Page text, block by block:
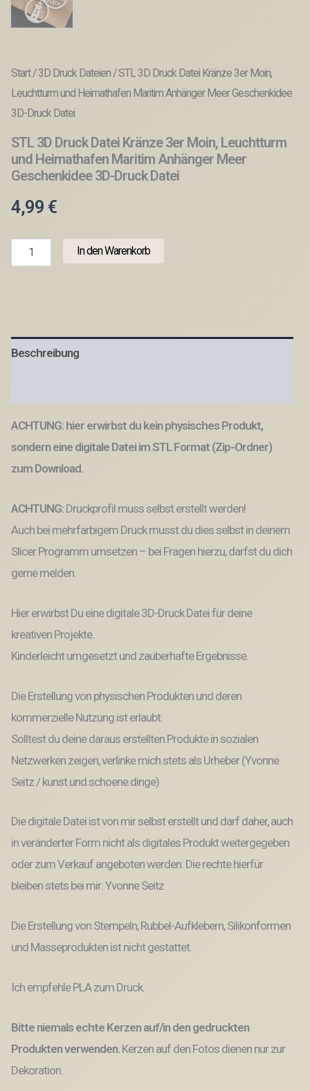
Start/3D Druck Dateien/ STL 3D Druck Datei Kränze 3er Moin,
Leuchtturm und Heimathafen Maritim Anhänger Meer Geschenkidee
3D-Druck Datei
STL 3D Druck Datei Kränze 3er Moin, Leuchtturm
und Heimathafen Maritim Anhänger Meer
Geschenkidee 3D-Druck Datei
4,99 €
Leuchtturm
und
Geschenkidee
Druck
Datei
In den Warenkorb
Beschreibung
ACHTUNG: hier erwirbst du kein physisches Produkt,
sondern eine digitale Datei im STL Format (Zip-Ordner)
zum Download.
ACHTUNG: Druckprofil muss selbst erstellt werden!
Auch bei mehrfarbigem Druck musst du dies selbst in deinem
Slicer Programm umsetzen – bei Fragen hierzu, darfst du dich
gerne melden.
Hier erwirbst Du eine digitale 3D-Druck Datei für deine
kreativen Projekte.
Kinderleicht umgesetzt und zauberhafte Ergebnisse.
Die Erstellung von physischen Produkten und deren
kommerzielle Nutzung ist erlaubt.
Solltest du deine daraus erstellten Produkte in sozialen
Netzwerken zeigen, verlinke mich stets als Urheber (Yvonne
Seitz / kunst.und.schoene.dinge)
Die digitale Datei ist von mir selbst erstellt und darf daher, auch
in veränderter Form nicht als digitales Produkt weitergegeben
oder zum Verkauf angeboten werden. Die rechte hierfür
bleiben stets bei mir: Yvonne Seitz
Die Erstellung von Stempeln, Rubbel-Aufklebern, Silikonformen
und Masseprodukten ist nicht gestattet.
Ich empfehle PLA zum Druck.
Bitte niemals echte Kerzen auf/in den gedruckten
Produkten verwenden. Kerzen auf den Fotos dienen nur zur
Dekoration.